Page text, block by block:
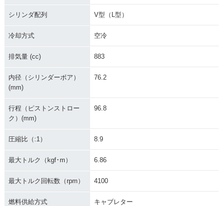
シリンダ配列 V型（L型）
冷却方式 空冷
排気量 (cc) 883
内径（シリンダーボア）
(mm)
76.2
行程（ピストンストロー
ク）(mm)
96.8
圧縮比（:1） 8.9
最大トルク（kgf･m） 6.86
最大トルク回転数（rpm） 4100
燃料供給方式 キャブレター